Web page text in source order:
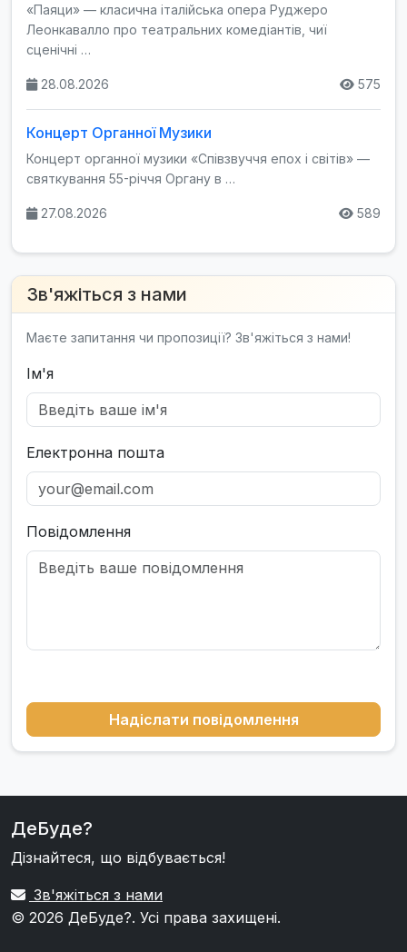
«Паяци» — класична італійська опера Руджеро
Леонкавалло про театральних комедіантів, чиї
сценічні …
28.08.2026 575
Концерт Органної Музики
Концерт органної музики «Співзвуччя епох і світів» —
святкування 55-річчя Органу в …
27.08.2026 589
Зв'яжіться з нами
Маєте запитання чи пропозиції? Зв'яжіться з нами!
Ім'я
Електронна пошта
Повідомлення
Надіслати повідомлення
ДеБуде?
Дізнайтеся, що відбувається!
Зв'яжіться з нами
© 2026 ДеБуде?. Усі права захищені.